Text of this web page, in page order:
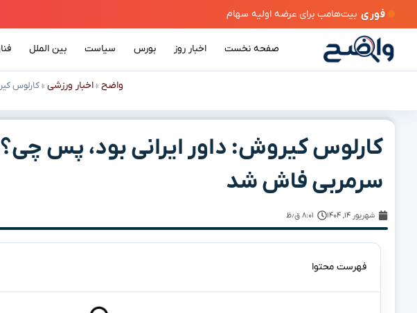
فوری
صفحه نخست اخبار روز بورس سیاست بین الملل
واضح »اخبار ورزشی »کارلوس
کارلوس کیروش: داور ایرانی بود، پس
سرمربی فاش شد
شهریور ۱۴, ۱۴۰۴ ۸:۰۱ ق٫ظ
فهرست محتوا